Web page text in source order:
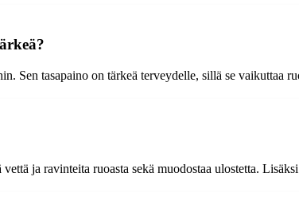
tasapaino on tärkeä terveydelle, sillä se vaikuttaa
ja ravinteita ruoasta sekä muodostaa ulostetta.